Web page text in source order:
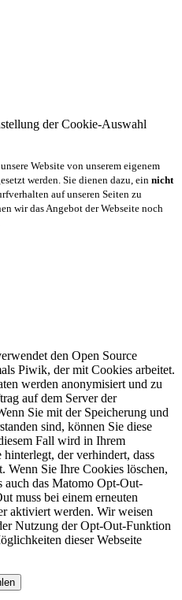
der Cookie-Auswahl
Website von unserem eigenem
werden. Sie dienen dazu, ein nicht
auf unseren Seiten zu
wir das Angebot der Webseite noch
den Open Source
Piwik, der mit Cookies arbeitet.
werden anonymisiert und zu
auf dem Server der
Sie mit der Speicherung und
sind, können Sie diese
Fall wird in Ihrem
der verhindert, dass
Wenn Sie Ihre Cookies löschen,
auch das Matomo Opt-Out-
muss bei einem erneuten
aktiviert werden. Wir weisen
Nutzung der Opt-Out-Funktion
dieser Webseite